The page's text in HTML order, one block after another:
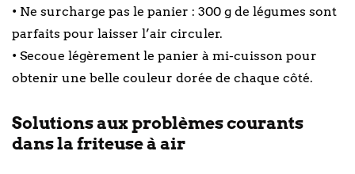
• Ne surcharge pas le panier : 300 g de légumes sont
parfaits pour laisser l’air circuler.
• Secoue légèrement le panier à mi-cuisson pour
obtenir une belle couleur dorée de chaque côté.
Solutions aux problèmes courants
dans la friteuse à air